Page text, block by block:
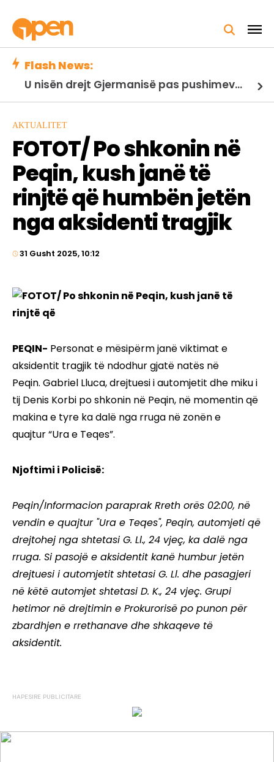
Flash News:
U nisën drejt Gjermanisë pas pushimeve në Kosovë, humbin jetën në aksident tre anëtarët e familjes nga Kosova
AKTUALITET
FOTOT/ Po shkonin në
Peqin, kush janë të
rinjtë që humbën jetën
nga aksidenti tragjik
31 Gusht 2025, 10:12
PEQIN- Personat e mësipërm janë viktimat e
aksidentit tragjik të ndodhur gjatë natës në
Peqin. Gabriel Lluca, drejtuesi i automjetit dhe miku i
tij Denis Korbi po shkonin në Peqin, në momentin që
makina e tyre ka dalë nga rruga në zonën e
quajtur “Ura e Teqes”.
Njoftimi i Policisë:
Peqin/Informacion paraprak Rreth orës 02:00, në
vendin e quajtur "Ura e Teqes", Peqin, automjeti që
drejtohej nga shtetasi G. Ll., 24 vjeç, ka dalë nga
rruga. Si pasojë e aksidentit kanë humbur jetën
drejtuesi i automjetit shtetasi G. Ll. dhe pasagjeri
në këtë automjet shtetasi D. K., 24 vjeç. Grupi
hetimor në drejtimin e Prokurorisë po punon për
zbardhjen e rrethanave dhe shkaqeve të
aksidentit.